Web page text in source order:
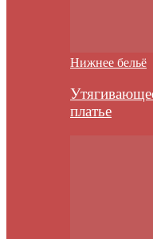
Нижнее бельё
платье